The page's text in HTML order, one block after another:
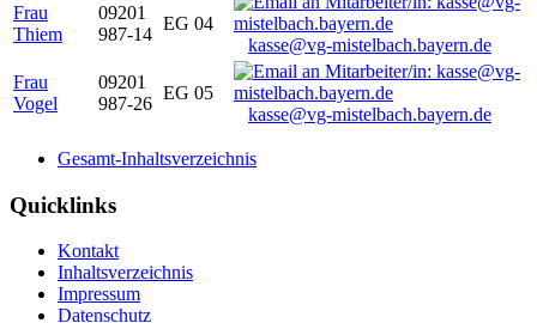
Frau
Thiem
09201
987-14
EG 04
kasse@vg-mistelbach.bayern.de
Frau
Vogel
09201
987-26
EG 05
kasse@vg-mistelbach.bayern.de
Gesamt-Inhaltsverzeichnis
Quicklinks
Kontakt
Inhaltsverzeichnis
Impressum
Datenschutz